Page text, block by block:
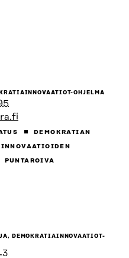
OHJELMA
DEMOKRATIAN
INNOVAATIOIDEN
PUNTAROIVA
DEMOKRATIAINNOVAATIOT-